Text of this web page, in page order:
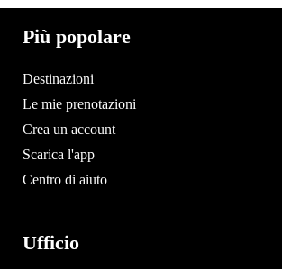
Più popolare
Destinazioni
Le mie prenotazioni
Crea un account
Scarica l'app
Centro di aiuto
Ufficio